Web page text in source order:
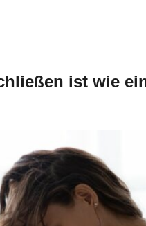
ist wie